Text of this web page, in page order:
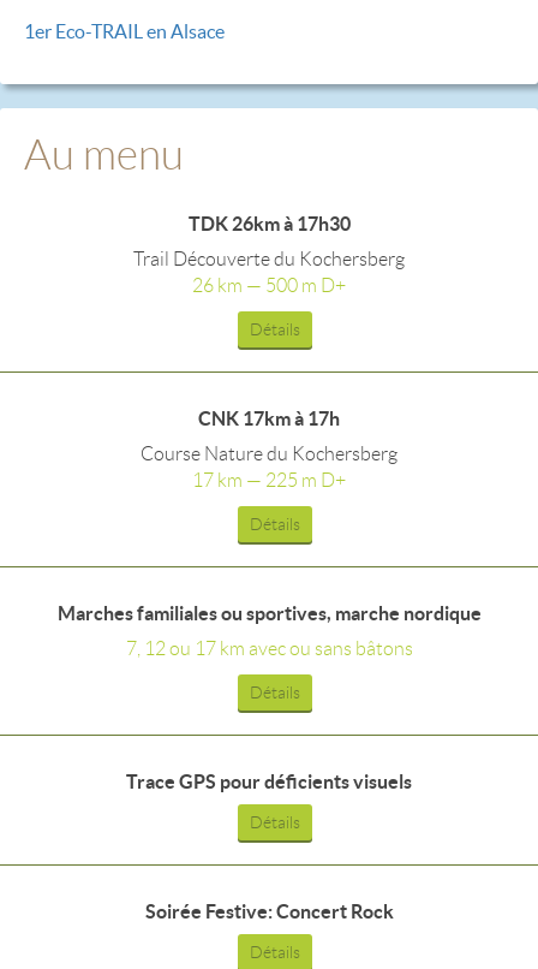
1er Eco-TRAIL en Alsace
Au menu
TDK 26km à 17h30
Trail Découverte du Kochersberg
26 km — 500 m D+
Détails
CNK 17km à 17h
Course Nature du Kochersberg
17 km — 225 m D+
Détails
Marches familiales ou sportives, marche nordique
7, 12 ou 17 km avec ou sans bâtons
Détails
Trace GPS pour déficients visuels
Détails
Soirée Festive: Concert Rock
Détails